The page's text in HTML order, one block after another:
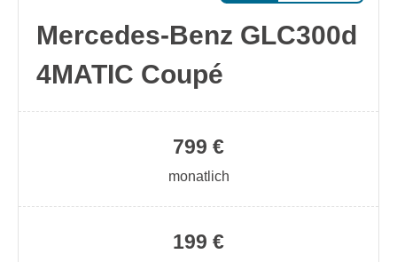
Mercedes-Benz GLC300d
4MATIC Coupé
199 €
799 €
monatlich